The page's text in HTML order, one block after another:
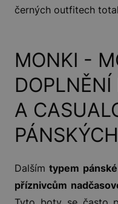
černých outfitech
MONKI -
A
Dalšímtypem
příznivcům